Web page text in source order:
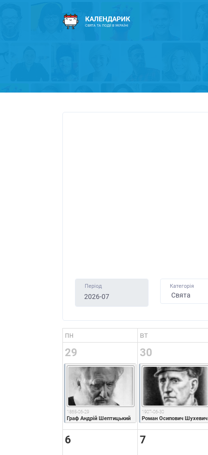
КАЛЕНДАРИК
СВЯТА ТА ПОДІЇ В УКРАЇНІ
Період Категорія
пн вт
29
1865-06-29
Граф Андрій Шептицький
30
1907-06-30
Роман Осипович Шухевич
6 7